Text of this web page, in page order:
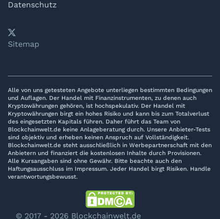
Datenschutz
YouTube
𝕏LinkedIn
Telegram
Sitemap
Alle von uns getesteten Angebote unterliegen bestimmten Bedingungen
und Auflagen. Der Handel mit Finanzinstrumenten, zu denen auch
Kryptowährungen gehören, ist hochspekulativ. Der Handel mit
Kryptowährungen birgt ein hohes Risiko und kann bis zum Totalverlust
des eingesetzten Kapitals führen. Daher führt das Team von
Blockchainwelt.de keine Anlageberatung durch. Unsere Anbieter-Tests
sind objektiv und erheben keinen Anspruch auf Vollständigkeit.
Blockchainwelt.de steht ausschließlich in Werbepartnerschaft mit den
Anbietern und finanziert die kostenlosen Inhalte durch Provisionen.
Alle Kursangaben sind ohne Gewähr. Bitte beachte auch den
Haftungsausschluss im Impressum. Jeder Handel birgt Risiken. Handle
verantwortungsbewusst.
© 2017 - 2026 Blockchainwelt.de